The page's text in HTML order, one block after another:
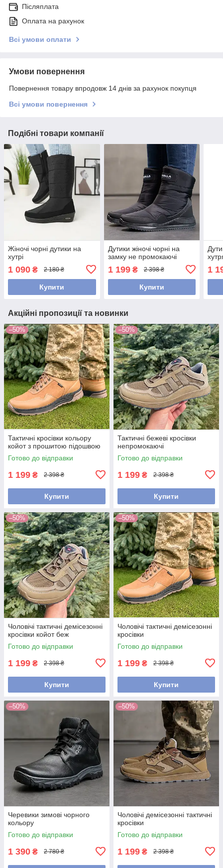
Післяплата
Оплата на рахунок
Всі умови оплати
Умови повернення
Повернення товару впродовж 14 днів за рахунок покупця
Всі умови повернення
Подібні товари компанії
Жіночі чорні дутики на
хутрі
1 090 ₴ 2 180 ₴
Купити
Дутики жіночі чорні на
замку не промокаючі
1 199₴ 2 398 ₴
Купити
1
Акційні пропозиції та новинки
–50%
Тактичні кросівки кольору
койот з прошитою підошвою
Готово до відправки
1 199 ₴ 2 398 ₴
Купити
–50%
Тактичні бежеві кросівки
непромокаючі
Готово до відправки
1 199 ₴ 2 398 ₴
Купити
–50%
Чоловічі тактичні демісезонні
кросівки койот беж
Готово до відправки
1 199 ₴ 2 398 ₴
Купити
–50%
Чоловічі тактичні демісезонні
кросівки
Готово до відправки
1 199 ₴ 2 398 ₴
Купити
–50%
Черевики зимові чорного
кольору
Готово до відправки
1 390 ₴ 2 780 ₴
–50%
Чоловічі демісезонні тактичні
кросівки
Готово до відправки
1 199 ₴ 2 398 ₴